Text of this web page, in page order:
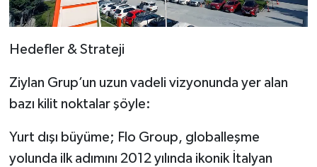
Hedefler & Strateji
Ziylan Grup’un uzun vadeli vizyonunda yer alan
bazı kilit noktalar şöyle:
Yurt dışı büyüme; Flo Group, globalleşme
yolunda ilk adımını 2012 yılında ikonik İtalyan